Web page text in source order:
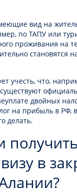
вид на
по ТАПУ или
проживания на
становятся
учесть, что,
двойных
на прибыль в РФ,
делать.
получить
в